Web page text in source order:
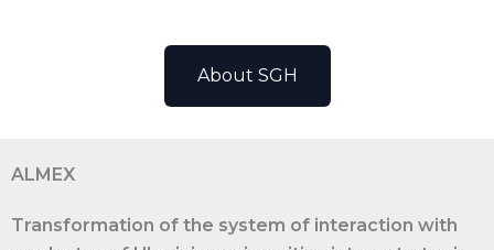
About SGH
ALMEX
Transformation of the system of interaction with